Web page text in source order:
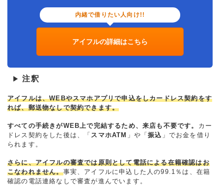
内緒で借りたい人向け!!
アイフルの詳細はこちら
▶ 注釈
アイフルは、WEBやスマホアプリで申込をしカードレス契約をす
れば、郵送物なしで契約できます。
すべての手続きがWEB上で完結するため、来店も不要です。 カー
ドレス契約をした後は、「 スマホATM 」や「振込 」でお金を借り
られます。
さらに、アイフルの審査では原則として電話による在籍確認はお
こなわれません。事実、アイフルに申込した人の99.1％は、在籍
確認の電話連絡なしで審査が進んでいます。